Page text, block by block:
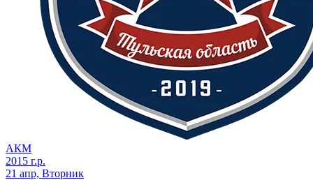
АКМ
2015 г.р.
21 апр, Вторник